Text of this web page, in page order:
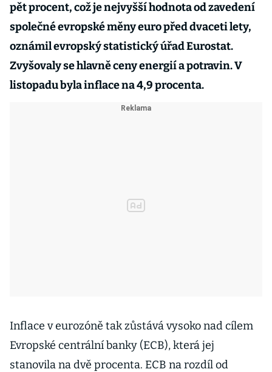
pět procent, což je nejvyšší hodnota od zavedení
společné evropské měny euro před dvaceti lety,
oznámil evropský statistický úřad Eurostat.
Zvyšovaly se hlavně ceny energií a potravin. V
listopadu byla inflace na 4,9 procenta.
Inflace v eurozóně tak zůstává vysoko nad cílem
Evropské centrální banky (ECB), která jej
stanovila na dvě procenta. ECB na rozdíl od